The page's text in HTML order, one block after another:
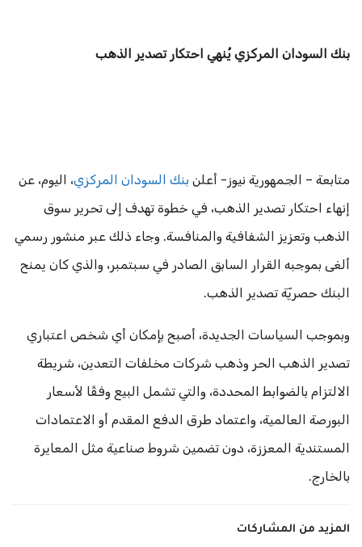
بنك السودان المركزي يُنهي احتكار تصدير الذهب
متابعة – الجمهورية نيوز- أعلن بنك السودان المركزي، اليوم، عن
إنهاء احتكار تصدير الذهب، في خطوة تهدف إلى تحرير سوق
الذهب وتعزيز الشفافية والمنافسة. وجاء ذلك عبر منشور رسمي
ألغى بموجبه القرار السابق الصادر في سبتمبر، والذي كان يمنح
البنك حصريّة تصدير الذهب.
وبموجب السياسات الجديدة، أصبح بإمكان أي شخص اعتباري
تصدير الذهب الحر وذهب شركات مخلفات التعدين، شريطة
الالتزام بالضوابط المحددة، والتي تشمل البيع وفقًا لأسعار
البورصة العالمية، واعتماد طرق الدفع المقدم أو الاعتمادات
المستندية المعززة، دون تضمين شروط صناعية مثل المعايرة
بالخارج.
المزيد من المشاركات